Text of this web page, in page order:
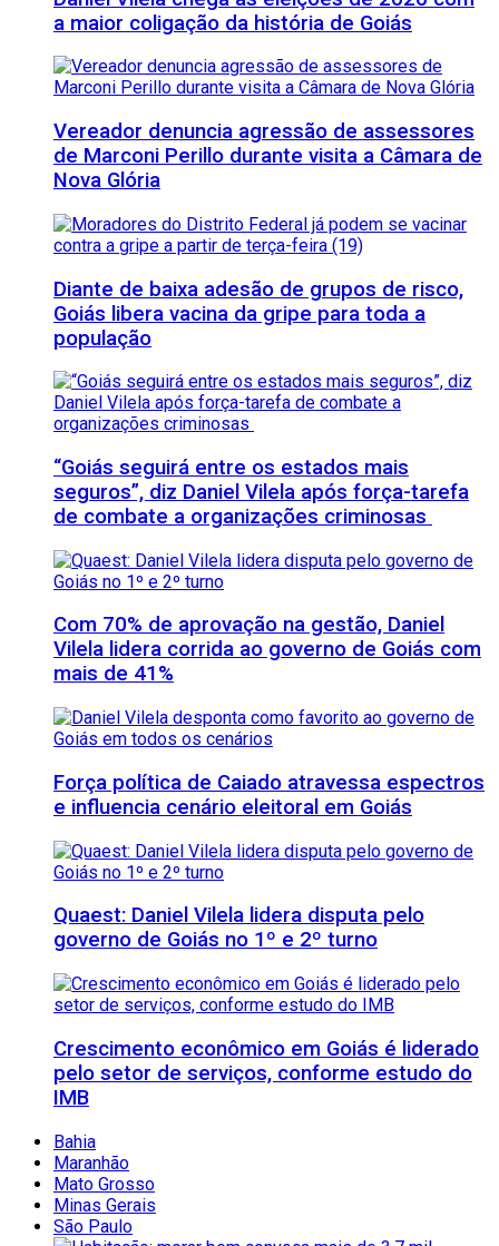
a maior coligação da história de Goiás
Vereador denuncia agressão de assessores
de Marconi Perillo durante visita a Câmara de
Nova Glória
Diante de baixa adesão de grupos de risco,
Goiás libera vacina da gripe para toda a
população
“Goiás seguirá entre os estados mais
seguros”, diz Daniel Vilela após força-tarefa
de combate a organizações criminosas
Com 70% de aprovação na gestão, Daniel
Vilela lidera corrida ao governo de Goiás com
mais de 41%
Força política de Caiado atravessa espectros
e influencia cenário eleitoral em Goiás
Quaest: Daniel Vilela lidera disputa pelo
governo de Goiás no 1º e 2º turno
Crescimento econômico em Goiás é liderado
pelo setor de serviços, conforme estudo do
IMB
Bahia
Maranhão
Mato Grosso
Minas Gerais
São Paulo